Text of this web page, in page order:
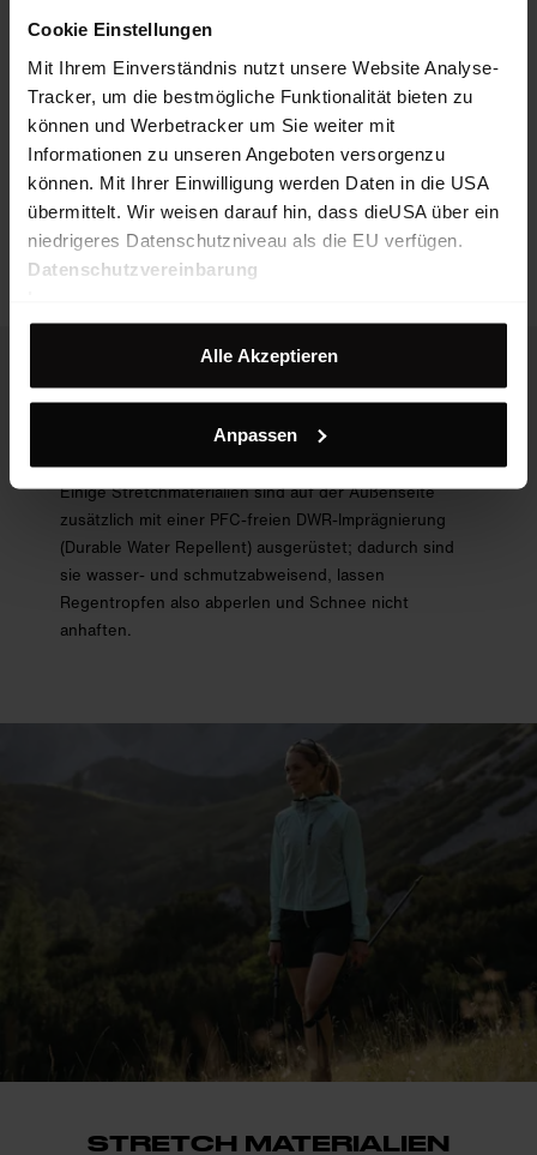
Cookie Einstellungen
Mit Ihrem Einverständnis nutzt unsere Website Analyse-
Tracker, um die bestmögliche Funktionalität bieten zu
können und Werbetracker um Sie weiter mit
Informationen zu unseren Angeboten versorgenzu
können. Mit Ihrer Einwilligung werden Daten in die USA
übermittelt. Wir weisen darauf hin, dass dieUSA über ein
niedrigeres Datenschutzniveau als die EU verfügen.
Datenschutzvereinbarung
Alle Akzeptieren
Anpassen
STRETCHMATERIALIEN NOCH
EINGESETZT?
Nach dem Body-Mapping-Prinzip sind ausgewählte Jacken,
Hosen und Westen der Martini Sportswear-Kollektion mit
strategisch platzierten Stretcheinsätzen versehen, z. B. im
Knie- und Gesäßbereich, am Rücken oder unter den Armen,
um genau diese Stellen extra flexibel und atmungsaktiv zu
halten.
SIND STRETCH­
MATERIALIEN
Einige Stretchmaterialien sind auf der Außenseite
zusätzlich mit einer PFC-freien DWR-Imprägnierung
(Durable Water Repellent) ausgerüstet; dadurch sind
sie wasser- und schmutzabweisend, lassen
Regentropfen also abperlen und Schnee nicht
anhaften.
STRETCH MATERIALIEN